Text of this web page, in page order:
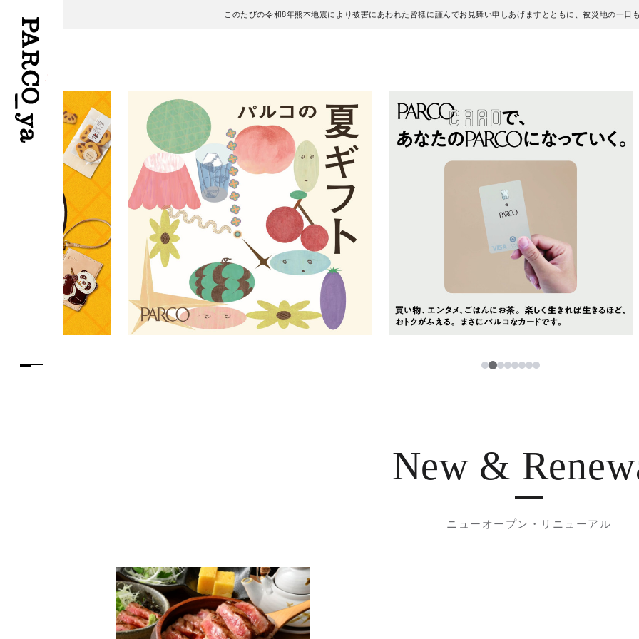
このたびの令和8年熊本地震により被害にあわれた皆様に謹んでお見舞い申しあげますとともに、被災地の一日
フロアガイド
施設案内・アクセス
イベント・ポップアップ
レストラン・カフェ
TAX FREE
PARCOメンバーズ
ENGLISH
繁体字
簡体字
ภาษาไทย
日本語
12345678
New &
ニューオープン・リニューアル